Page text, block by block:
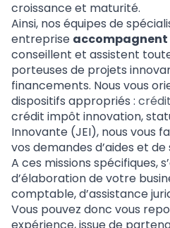
croissance et maturité.
Ainsi, nos équipes de
entreprise
conseillent et assistent
porteuses de projets
financements. Nous vous
dispositifs appropriés :
crédit impôt innovation,
Innovante (JEI), nous vous
vos demandes d’aides et
A ces missions spécifiques,
d’élaboration de votre
comptable, d’assistance
Vous pouvez donc vous
expérience, issue de